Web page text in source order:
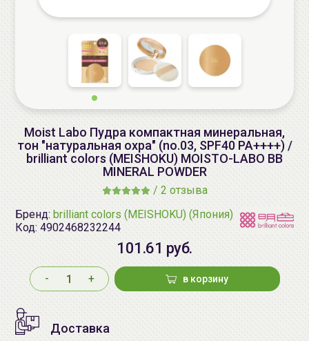
Moist Labo Пудра компактная минеральная,
тон "натуральная охра" (no.03, SPF40 PA++++) /
brilliant colors (MEISHOKU) MOISTO-LABO BB
MINERAL POWDER
/ 2 отзыва
Бренд: brilliant colors (MEISHOKU) (Япония)
Код: 4902468232244
101.61 руб.
- + в корзину
Доставка